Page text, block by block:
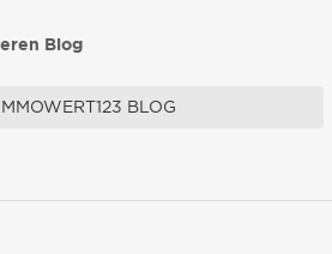
Blog
BLOG